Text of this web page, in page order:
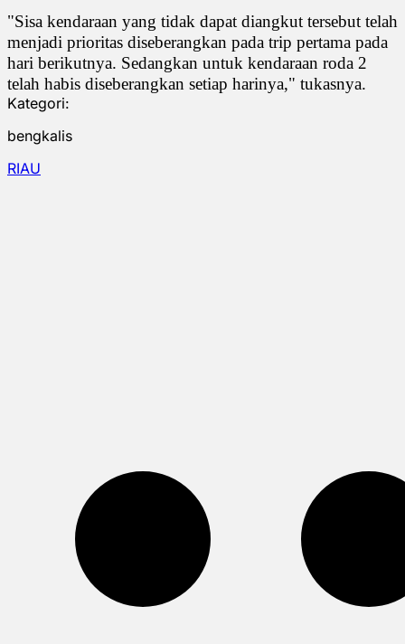
"Sisa kendaraan yang tidak dapat diangkut tersebut telah
menjadi prioritas diseberangkan pada trip pertama pada
hari berikutnya. Sedangkan untuk kendaraan roda 2
telah habis diseberangkan setiap harinya," tukasnya.
Kategori:
bengkalis
RIAU